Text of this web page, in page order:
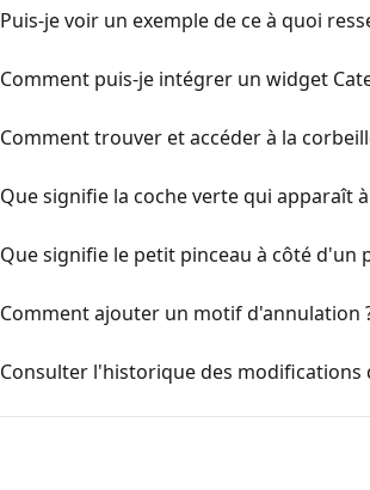
Puis-je voir un exemple de ce à quoi
Comment puis-je intégrer un widget
Comment trouver et accéder à la
Que signifie la coche verte qui apparaît
Que signifie le petit pinceau à côté d'un
Comment ajouter un motif d'annulation
Consulter l'historique des